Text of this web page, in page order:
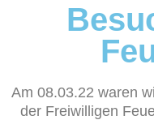
Am 08.03.22 waren
der Freiwilligen